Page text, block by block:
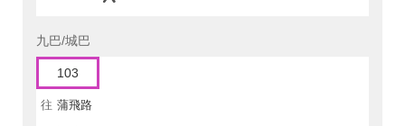
九巴/城巴
103
往 蒲飛路